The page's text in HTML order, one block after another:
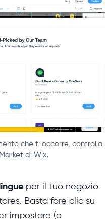
che ti occorre, controlla
di Wix.
per il tuo negozio
Basta fare clic su
impostare (o